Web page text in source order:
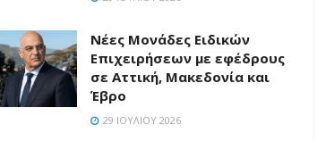
Νέες Μονάδες Ειδικών
Επιχειρήσεων με εφέδρους
σε Αττική, Μακεδονία και
Έβρο
29 ΙΟΥΛΊΟΥ 2026